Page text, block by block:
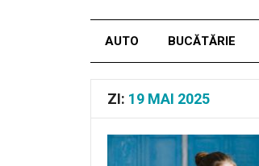
AUTO BUCĂTĂRIE
ZI: 19 MAI 2025